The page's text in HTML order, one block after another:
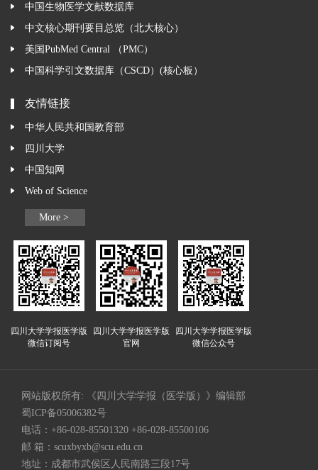
中国生物医学文献数据库
中文核心期刊要目总览（北大核心）
美国PubMed Central （PMC）
中国科学引文数据库（CSCD）(核心板）
友情链接
中华人民共和国教育部
四川大学
中国知网
Web of Science
More >
四川大学学报医学版
微信订阅号
四川大学学报医学版
官网
四川大学学报医学版
微信公众号
网站版权所有: 《四川大学学报（医学版）》编辑部
蜀ICP备05006382号
电话：+86-028-85501320 +86-028-85500106
邮 箱： scuxbyxb@scu.edu.cn
地址：成都市武侯区人民南路三段17号